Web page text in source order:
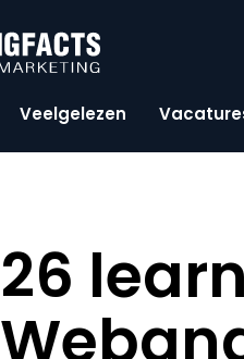
Veelgelezen
26